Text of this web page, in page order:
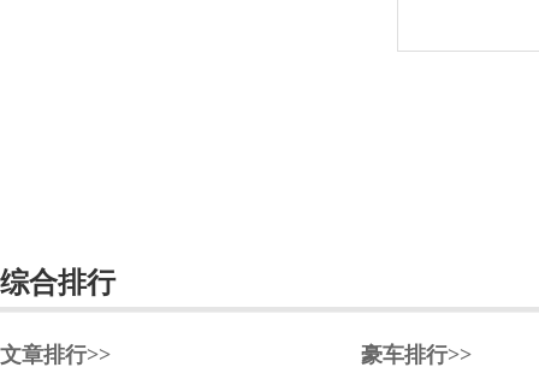
LOCAL MOTORS
Lucid Motors
综合排行
文章排行>> 豪车排行>>